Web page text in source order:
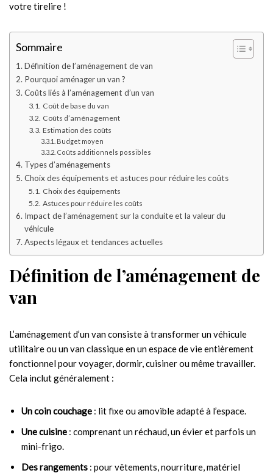
votre tirelire !
Sommaire
Définition de l’aménagement de van
Pourquoi aménager un van ?
Coûts liés à l’aménagement d’un van
Coût de base du van
Coûts d’aménagement
Estimation des coûts
Budget moyen
Coûts additionnels possibles
Types d’aménagements
Choix des équipements et astuces pour réduire les coûts
Choix des équipements
Astuces pour réduire les coûts
Impact de l’aménagement sur la conduite et la valeur du
véhicule
Aspects légaux et tendances actuelles
Définition de l’aménagement de
van
L’aménagement d’un van consiste à transformer un véhicule
utilitaire ou un van classique en un espace de vie entièrement
fonctionnel pour voyager, dormir, cuisiner ou même travailler.
Cela inclut généralement :
Un coin couchage : lit fixe ou amovible adapté à l’espace.
Une cuisine : comprenant un réchaud, un évier et parfois un
mini-frigo.
Des rangements : pour vêtements, nourriture, matériel